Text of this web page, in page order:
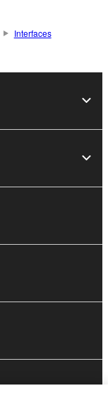
Interfaces